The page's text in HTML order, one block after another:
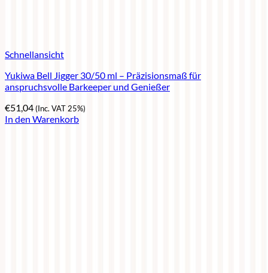
Schnellansicht
Yukiwa Bell Jigger 30/50 ml – Präzisionsmaß für
anspruchsvolle Barkeeper und Genießer
€51,04(Inc. VAT 25%)
In den Warenkorb